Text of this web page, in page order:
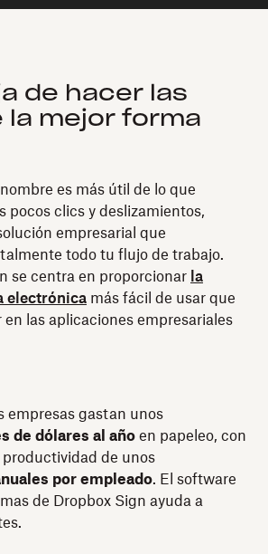
de hacer las
la mejor forma
es más útil de lo que
pocos clics y deslizamientos,
empresarial que
todo tu flujo de trabajo.
se centra en proporcionar la
electrónica más fácil de usar que
las aplicaciones empresariales
empresas gastan unos
de dólares al año en papeleo, con
de unos
por empleado. El software
de Dropbox Sign ayuda a